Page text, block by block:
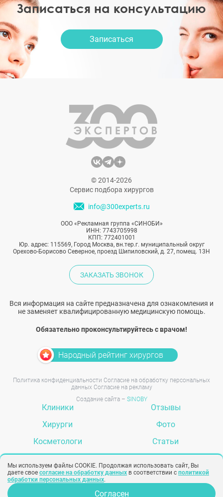
Записаться на консультацию
Записаться
© 2014-2026
Сервис подбора хирургов
info@300experts.ru
ООО «Рекламная группа «СИНОБИ»
ИНН: 7743705998
КПП: 772401001
Юр. адрес: 115569, Город Москва, вн.тер.г. муниципальный округ
Орехово-Борисово Северное, проезд Шипиловский, д. 27, помещ. 13Н
ЗАКАЗАТЬ ЗВОНОК
Вся информация на сайте предназначена для ознакомления и
не заменяет квалифицированную медицинскую помощь.
Обязательно проконсультируйтесь с врачом!
Народный рейтинг хирургов
Политика конфиденциальности Согласие на обработку персональных
данных Согласие на рекламу
Создание сайта – SINOBY
Клиники
Хирурги
Косметологи
Отзывы
Фото
Статьи
Мы используем файлы COOKIE. Продолжая использовать сайт, Вы
даете свое согласие на обработку данных в соответствии с политикой
обработки персональных данных.
Согласен